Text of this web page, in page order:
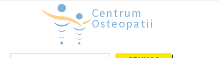
Centrum
Osteopatii